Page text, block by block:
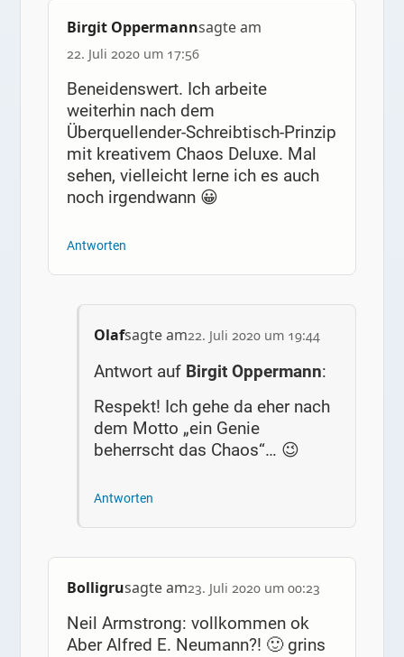
Birgit Oppermannsagte am
22. Juli 2020 um 17:56
Beneidenswert. Ich arbeite
weiterhin nach dem
Überquellender-Schreibtisch-Prinzip
mit kreativem Chaos Deluxe. Mal
sehen, vielleicht lerne ich es auch
noch irgendwann 😀
Antworten
Olafsagte am22. Juli 2020 um 19:44
Antwort auf Birgit Oppermann:
Respekt! Ich gehe da eher nach
dem Motto „ein Genie
beherrscht das Chaos“… 😉
Antworten
Bolligrusagte am23. Juli 2020 um 00:23
Neil Armstrong: vollkommen ok
Aber Alfred E. Neumann?! 🙂 grins